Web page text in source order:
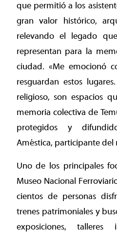
que permitió a los
gran valor histórico,
relevando el legado
representan para la
ciudad. «Me emocionó
resguardan estos
religioso, son espacios
memoria colectiva de
protegidos y
Améstica, participante del
Uno de los principales
Museo Nacional
cientos de personas
trenes patrimoniales y
exposiciones, talleres